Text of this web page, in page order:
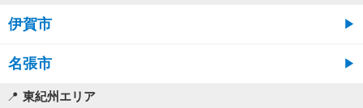
伊賀市
名張市
東紀州エリア